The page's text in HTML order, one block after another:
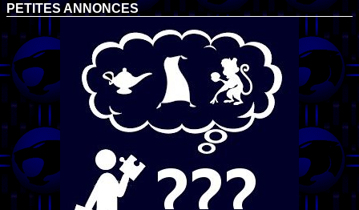
PETITES ANNONCES